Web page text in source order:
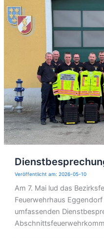
2026-05-10
Am 7. Mai lud das
Feuerwehrhaus
umfassenden